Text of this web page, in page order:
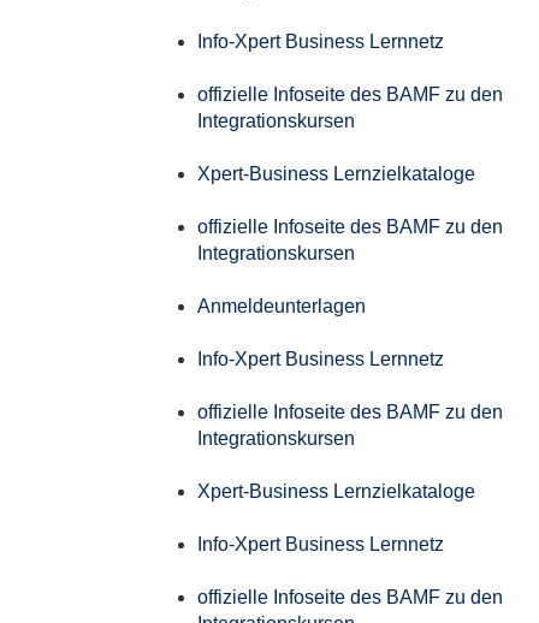
Info-Xpert Business Lernnetz
offizielle Infoseite des BAMF zu den
Integrationskursen
Xpert-Business Lernzielkataloge
offizielle Infoseite des BAMF zu den
Integrationskursen
Anmeldeunterlagen
Info-Xpert Business Lernnetz
offizielle Infoseite des BAMF zu den
Integrationskursen
Xpert-Business Lernzielkataloge
Info-Xpert Business Lernnetz
offizielle Infoseite des BAMF zu den